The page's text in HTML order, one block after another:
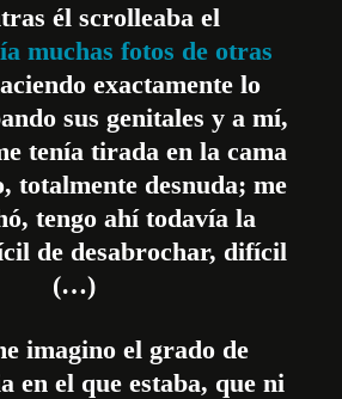
él scrolleaba el
muchas fotos de otras
exactamente lo
sus genitales y a mí,
tenía tirada en la cama
totalmente desnuda; me
tengo ahí todavía la
de desabrochar, difícil
(…)
imagino el grado de
en el que estaba, que ni